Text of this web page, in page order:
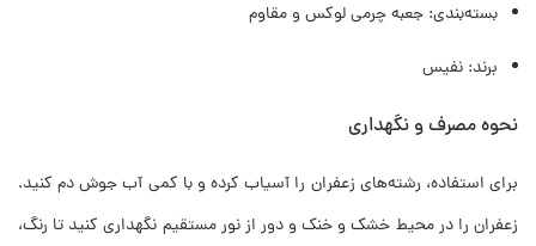
بسته‌بندی: جعبه چرمی لوکس و مقاوم
برند: نفیس
نحوه مصرف و نگهداری
برای استفاده، رشته‌های زعفران را آسیاب کرده و با کمی آب جوش دم کنید.
زعفران را در محیط خشک و خنک و دور از نور مستقیم نگهداری کنید تا رنگ،